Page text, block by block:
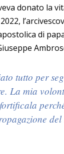
donato la
di
tutto per
La mia
del